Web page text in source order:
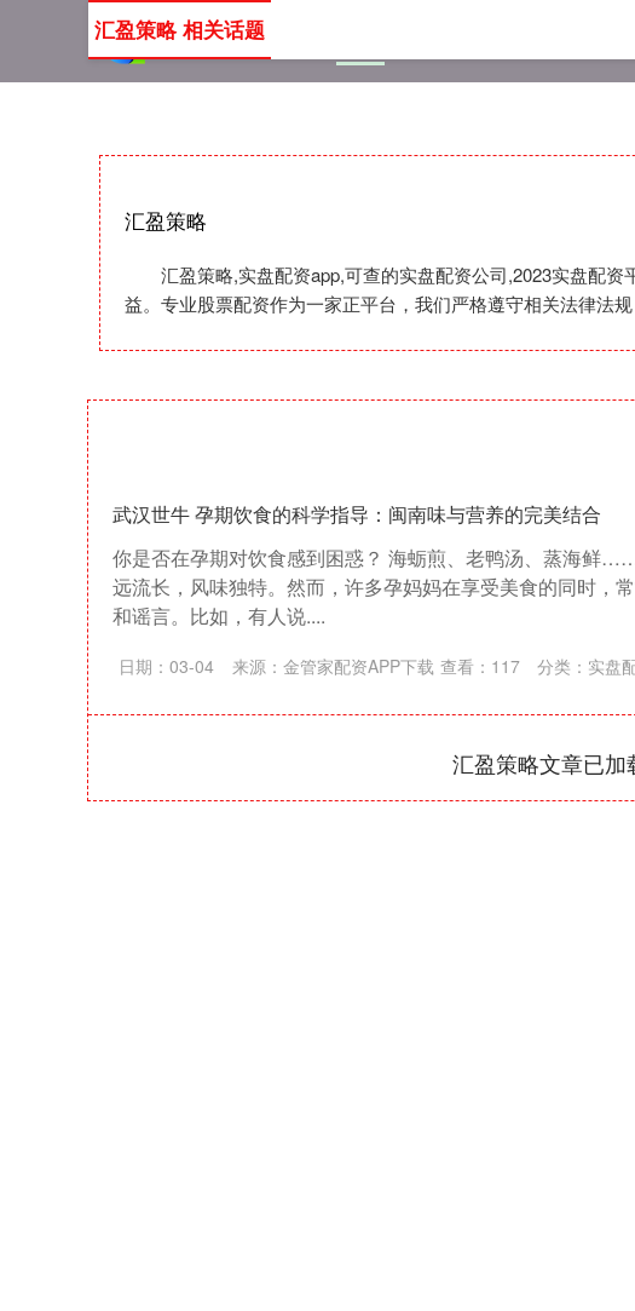
汇盈策略
汇盈策略,实盘配资app,可查的实盘配资公司,2023实盘配
益。专业股票配资作为一家正平台，我们严格遵守相关法律法
汇盈策略 相关话题
武汉世牛 孕期饮食的科学指导：闽南味与营养的完美结合
你是否在孕期对饮食感到困惑？ 海蛎煎、老鸭汤、蒸海鲜
远流长，风味独特。然而，许多孕妈妈在享受美食的同时，
和谣言。比如，有人说....
日期：03-04 来源：金管家配资APP下载 查看： 117 分类： 实盘
汇盈策略文章已加